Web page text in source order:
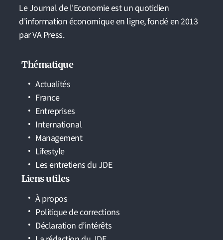
Le Journal de l'Economie est un quotidien
d'information économique en ligne, fondé en 2013
par VA Press.
Thématique
Actualités
France
Entreprises
International
Management
Lifestyle
Les entretiens du JDE
Liens utiles
À propos
Politique de corrections
Déclaration d’intérêts